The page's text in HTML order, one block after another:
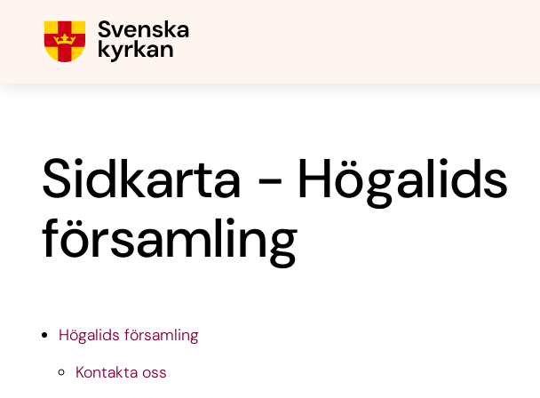
Sidkarta - Högalids
församling
Högalids församling
Kontakta oss